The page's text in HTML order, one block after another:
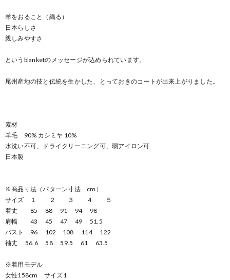
羊をおること（織る）
日本らしさ
親しみやすさ
というblanketのメッセージが込められています。
尾州産地の技と伝統を生かした、とっておきのコートが出来上がりました。
素材
羊毛 90% カシミヤ 10%
水洗い不可、ドライクリーニング可、弱アイロン可
日本製
※商品寸法（パターン寸法 cm）
サイズ １ ２ ３ ４ ５
着丈 85 88 91 94 98
肩幅 43 45 47 49 51.5
バスト 96 102 108 114 122
袖丈 56.6 58 59.5 61 63.5
※着用モデル
女性158cm サイズ1